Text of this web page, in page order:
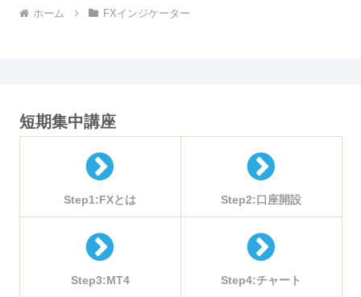
ホーム FXインジケーター
短期集中講座
Step1:FXとは Step2:口座開設
Step3:MT4 Step4:チャート